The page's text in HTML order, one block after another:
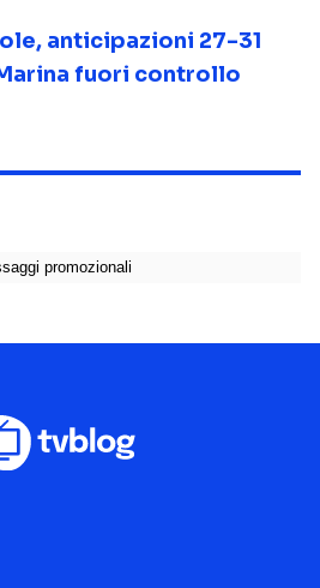
anticipazioni 27-31
fuori controllo